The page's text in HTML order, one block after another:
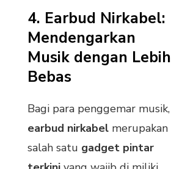
4. Earbud Nirkabel:
Mendengarkan
Musik dengan Lebih
Bebas
Bagi para penggemar musik,
earbud nirkabel merupakan
salah satu gadget pintar